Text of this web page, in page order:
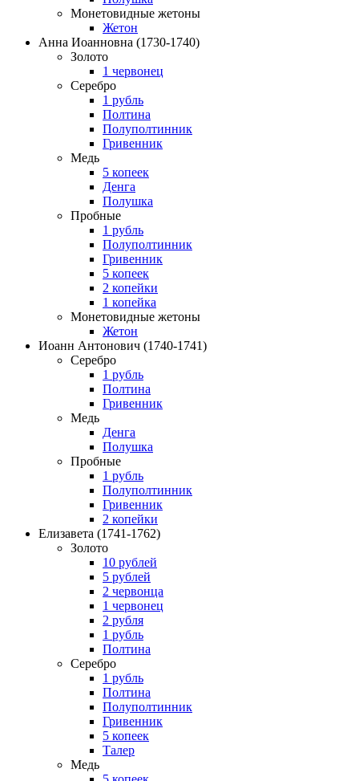
Монетовидные жетоны
Жетон
Анна Иоанновна (1730-1740)
Золото
1 червонец
Серебро
1 рубль
Полтина
Полуполтинник
Гривенник
Медь
5 копеек
Денга
Полушка
Пробные
1 рубль
Полуполтинник
Гривенник
5 копеек
2 копейки
1 копейка
Монетовидные жетоны
Жетон
Иоанн Антонович (1740-1741)
Серебро
1 рубль
Полтина
Гривенник
Медь
Денга
Полушка
Пробные
1 рубль
Полуполтинник
Гривенник
2 копейки
Елизавета (1741-1762)
Золото
10 рублей
5 рублей
2 червонца
1 червонец
2 рубля
1 рубль
Полтина
Серебро
1 рубль
Полтина
Полуполтинник
Гривенник
5 копеек
Талер
Медь